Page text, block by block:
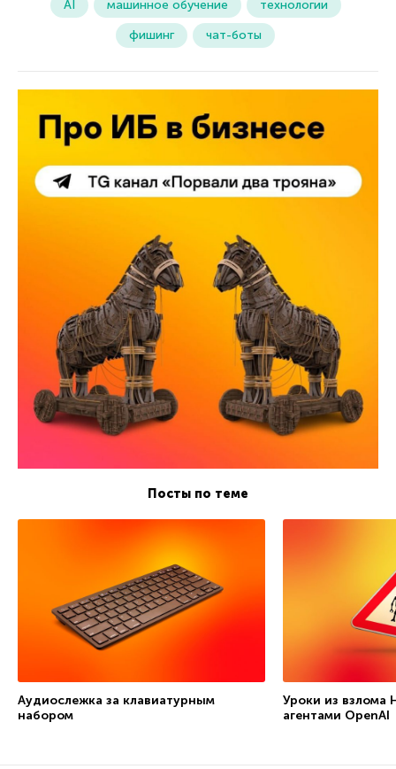
AI машинное обучение
технологии
фишинг
чат-боты
Посты по теме
Аудиослежка за клавиатурным
набором
Уроки из взлома
агентами OpenAI